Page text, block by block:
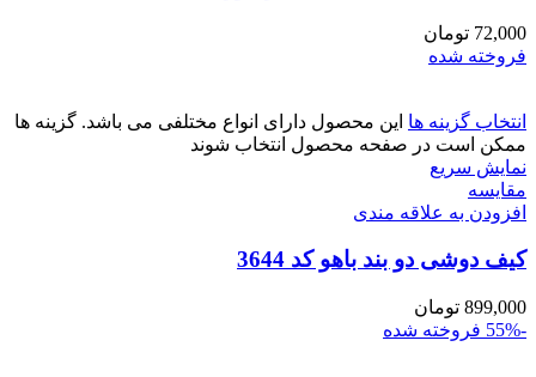
72,000 تومان
فروخته شده
انتخاب گزینه ها این محصول دارای انواع مختلفی می باشد. گزینه ها
ممکن است در صفحه محصول انتخاب شوند
نمایش سریع
مقايسه
افزودن به علاقه مندی
کیف دوشی دو بند باهو کد 3644
899,000 تومان
-55%
فروخته شده